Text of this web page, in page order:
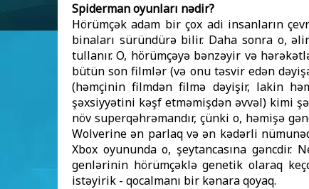
Spiderman oyunları nədir?
Hörümçək adam bir çox adi insanların
binaları süründürə bilir. Daha sonra o,
tullanır. O, hörümçəyə bənzəyir və
bütün son filmlər (və onu təsvir edən
(həmçinin filmdən filmə dəyişir, lakin
şəxsiyyətini kəşf etməmişdən əvvəl) kimi
növ superqəhrəmandır, çünki o, həmişə
Wolverine ən parlaq və ən kədərli
Xbox oyununda o, şeytancasına
genlərinin hörümçəklə genetik olaraq
istəyirik - qocalmanı bir kənara qoyaq.